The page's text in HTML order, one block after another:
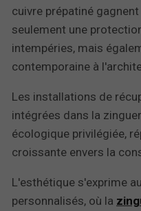
cuivre prépatiné
seulement une
intempéries, mais
contemporaine à
Les installations de
intégrées dans la
écologique privilégiée,
croissante envers la
L'esthétique s'exprime
personnalisés, où la